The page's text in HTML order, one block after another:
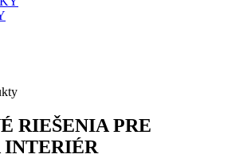
RIEŠENIA PRE
INTERIÉR